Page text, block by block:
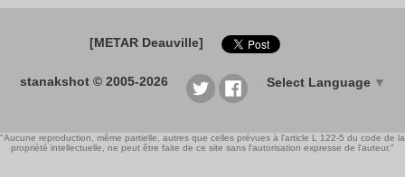
[METAR Deauville]
stanakshot © 2005-2026 Select Language ▼
"Aucune reproduction, même partielle, autres que celles prévues à l'article L 122-5 du code de la
propriété intellectuelle, ne peut être faite de ce site sans l'autorisation expresse de l'auteur."